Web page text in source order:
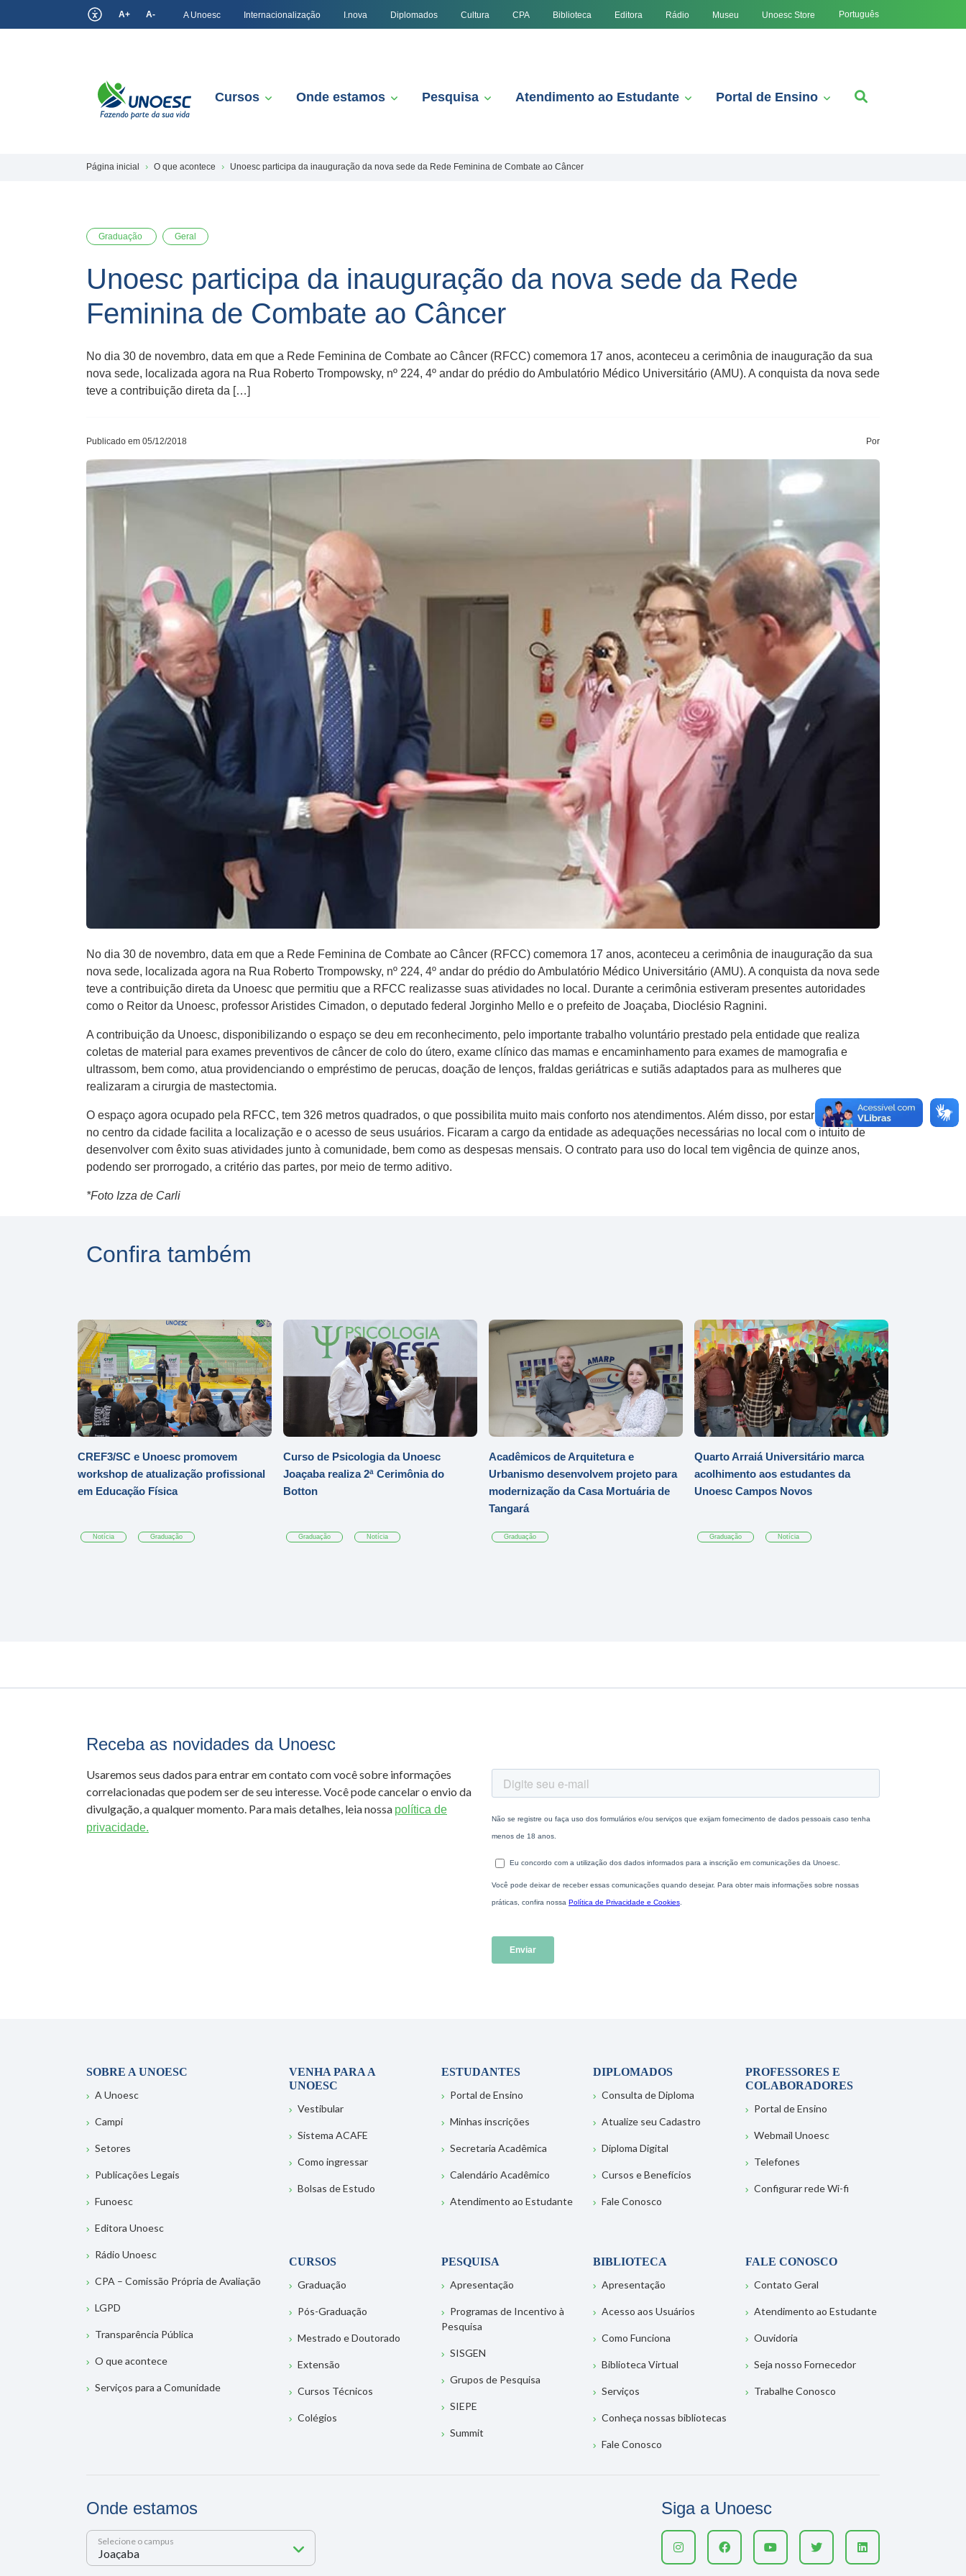
A+ A- A Unoesc Internacionalização I.nova Diplomados Cultura CPA Biblioteca Editora Rádio Museu Unoesc Store Português
Cursos Onde estamos Pesquisa Atendimento ao Estudante Portal de Ensino
Página inicial O que acontece Unoesc participa da inauguração da nova sede da Rede Feminina de Combate ao Câncer
Graduação Geral
Unoesc participa da inauguração da nova sede da Rede
Feminina de Combate ao Câncer
No dia 30 de novembro, data em que a Rede Feminina de Combate ao Câncer (RFCC) comemora 17 anos, aconteceu a cerimônia de inauguração da sua
nova sede, localizada agora na Rua Roberto Trompowsky, nº 224, 4º andar do prédio do Ambulatório Médico Universitário (AMU). A conquista da nova sede
teve a contribuição direta da […]
Publicado em 05/12/2018 Por
No dia 30 de novembro, data em que a Rede Feminina de Combate ao Câncer (RFCC) comemora 17 anos, aconteceu a cerimônia de inauguração da sua
nova sede, localizada agora na Rua Roberto Trompowsky, nº 224, 4º andar do prédio do Ambulatório Médico Universitário (AMU). A conquista da nova sede
teve a contribuição direta da Unoesc que permitiu que a RFCC realizasse suas atividades no local. Durante a cerimônia estiveram presentes autoridades
como o Reitor da Unoesc, professor Aristides Cimadon, o deputado federal Jorginho Mello e o prefeito de Joaçaba, Dioclésio Ragnini.
A contribuição da Unoesc, disponibilizando o espaço se deu em reconhecimento, pelo importante trabalho voluntário prestado pela entidade que realiza
coletas de material para exames preventivos de câncer de colo do útero, exame clínico das mamas e encaminhamento para exames de mamografia e
ultrassom, bem como, atua providenciando o empréstimo de perucas, doação de lenços, fraldas geriátricas e sutiãs adaptados para as mulheres que
realizaram a cirurgia de mastectomia.
O espaço agora ocupado pela RFCC, tem 326 metros quadrados, o que possibilita muito mais conforto nos atendimentos. Além disso, por estar localizado
no centro da cidade facilita a localização e o acesso de seus usuários. Ficaram a cargo da entidade as adequações necessárias no local com o intuito de
desenvolver com êxito suas atividades junto à comunidade, bem como as despesas mensais. O contrato para uso do local tem vigência de quinze anos,
podendo ser prorrogado, a critério das partes, por meio de termo aditivo.
*Foto Izza de Carli
Confira também
CREF3/SC e Unoesc promovem
workshop de atualização profissional
em Educação Física
Notícia Graduação
Curso de Psicologia da Unoesc
Joaçaba realiza 2ª Cerimônia do
Botton
Graduação Notícia
Acadêmicos de Arquitetura e
Urbanismo desenvolvem projeto para
modernização da Casa Mortuária de
Tangará
Graduação
Quarto Arraiá Universitário marca
acolhimento aos estudantes da
Unoesc Campos Novos
Graduação Notícia
Receba as novidades da Unoesc
Usaremos seus dados para entrar em contato com você sobre informações
correlacionadas que podem ser de seu interesse. Você pode cancelar o envio da
divulgação, a qualquer momento. Para mais detalhes, leia nossa política de
privacidade.
SOBRE A UNOESC
A Unoesc
Campi
Setores
Publicações Legais
Funoesc
Editora Unoesc
Rádio Unoesc
CPA – Comissão Própria de Avaliação
LGPD
Transparência Pública
O que acontece
Serviços para a Comunidade
VENHA PARA A
UNOESC
Vestibular
Sistema ACAFE
Como ingressar
Bolsas de Estudo
ESTUDANTES
Portal de Ensino
Minhas inscrições
Secretaria Acadêmica
Calendário Acadêmico
Atendimento ao Estudante
DIPLOMADOS
Consulta de Diploma
Atualize seu Cadastro
Diploma Digital
Cursos e Benefícios
Fale Conosco
PROFESSORES E
COLABORADORES
Portal de Ensino
Webmail Unoesc
Telefones
Configurar rede Wi-fi
CURSOS
Graduação
Pós-Graduação
Mestrado e Doutorado
Extensão
Cursos Técnicos
Colégios
PESQUISA
Apresentação
Programas de Incentivo à
Pesquisa
SISGEN
Grupos de Pesquisa
SIEPE
Summit
BIBLIOTECA
Apresentação
Acesso aos Usuários
Como Funciona
Biblioteca Virtual
Serviços
Conheça nossas bibliotecas
Fale Conosco
FALE CONOSCO
Contato Geral
Atendimento ao Estudante
Ouvidoria
Seja nosso Fornecedor
Trabalhe Conosco
Onde estamos
Selecione o campus
Siga a Unoesc